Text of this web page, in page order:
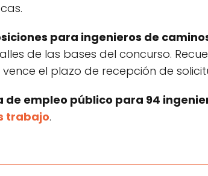
para ingenieros de
de las bases del concurso.
el plazo de recepción de
de empleo público para 94
trabajo.